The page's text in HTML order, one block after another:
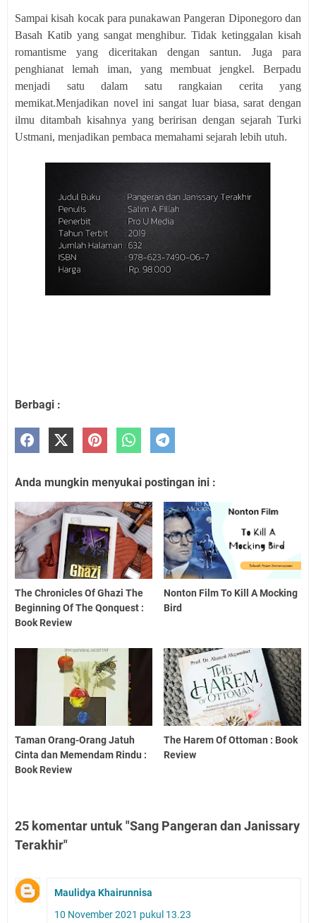
Sampai kisah kocak para punakawan Pangeran Diponegoro dan
Basah Katib yang sangat menghibur. Tidak ketinggalan kisah
romantisme yang diceritakan dengan santun. Juga para
penghianat lemah iman, yang membuat jengkel. Berpadu
menjadi satu dalam satu rangkaian cerita yang
memikat.Menjadikan novel ini sangat luar biasa, sarat dengan
ilmu ditambah kisahnya yang beririsan dengan sejarah Turki
Ustmani, menjadikan pembaca memahami sejarah lebih utuh.
Berbagi :
Anda mungkin menyukai postingan ini :
The Chronicles Of Ghazi The
Beginning Of The Qonquest :
Book Review
Nonton Film To Kill A Mocking
Bird
Taman Orang-Orang Jatuh
Cinta dan Memendam Rindu :
Book Review
The Harem Of Ottoman : Book
Review
25 komentar untuk "Sang Pangeran dan Janissary
Terakhir"
Maulidya Khairunnisa
10 November 2021 pukul 13.23